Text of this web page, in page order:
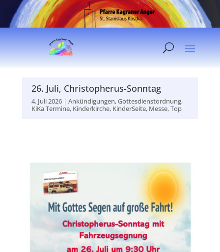
26. Juli, Christopherus-Sonntag
4. Juli 2026 |Ankündigungen,Gottesdienstordnung,
KiKa Termine, Kinderkirche, KinderSeite, Messe,Top